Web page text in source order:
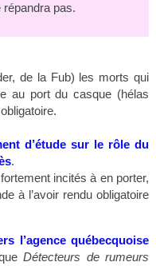
pas.
de la Fub) les morts qui
au port du casque (hélas
d’étude sur le rôle du
.
incités à en porter,
à l’avoir rendu obligatoire
l’agence québecquoise
Détecteurs de rumeurs